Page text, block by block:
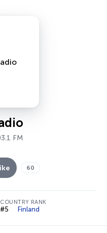
FM
60
COUNTRY RANK
#5 Finland